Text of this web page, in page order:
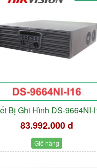
Bị Ghi Hình DS-9664NI-
83.992.000 đ
Giỏ hàng